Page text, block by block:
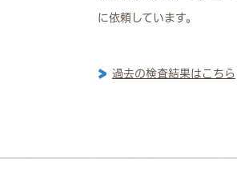
に依頼しています。
過去の検査結果はこちら